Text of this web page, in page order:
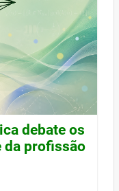
debate os
da profissão